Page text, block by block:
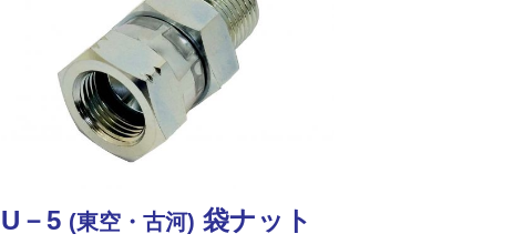
U－5 (東空・古河) 袋ナット